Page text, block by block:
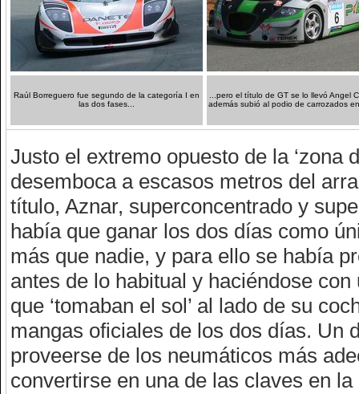
Raúl Borreguero fue segundo de la categoría I en
las dos fases...
...pero el título de GT se lo llevó Angel
además subió al podio de carrozados
Justo el extremo opuesto de la ‘zona
desemboca a escasos metros del
título, Aznar, superconcentrado y
había que ganar los dos días como
más que nadie, y para ello se había
antes de lo habitual y haciéndose con
que ‘tomaban el sol’ al lado de su
mangas oficiales de los dos días. Un
proveerse de los neumáticos más
convertirse en una de las claves en